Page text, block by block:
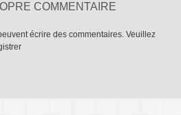
COMMENTAIRE
écrire des commentaires. Veuillez